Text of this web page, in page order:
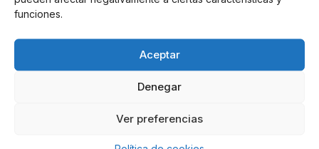
funciones.
Aceptar
Denegar
Ver preferencias
Miguel P. Montes